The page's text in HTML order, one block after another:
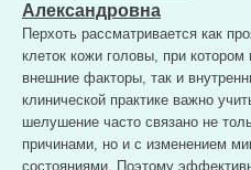
Александровна
Перхоть рассматривается как
клеток кожи головы, при
внешние факторы, так и
клинической практике важно
шелушение часто связано не
причинами, но и с изменением
состояниями. Поэтому